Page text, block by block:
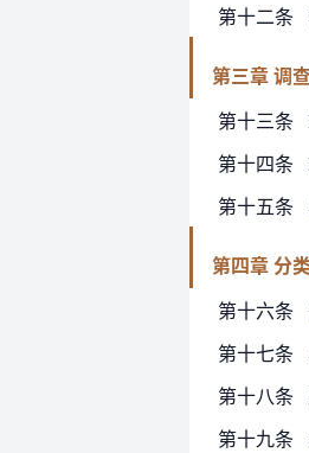
第十二条
第三章 调
第十三条
第十四条
第十五条
第四章 分
第十六条
第十七条
第十八条
第十九条